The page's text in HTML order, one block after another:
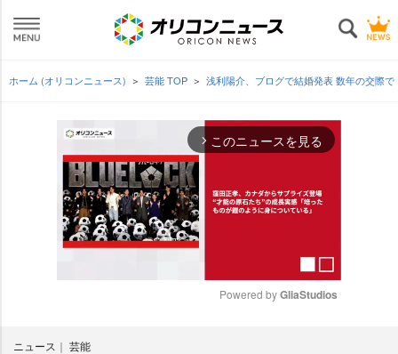
ホーム (オリコンニュース) 芸能 TOP 浅利陽介、ブログで結婚発表 数年の交際
arrow_forward_ios このニュースを見る
Powered by GliaStudios
ニュース 芸能